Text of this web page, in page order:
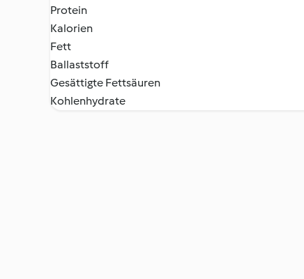
Protein
Kalorien
Fett
Ballaststoff
Gesättigte Fettsäuren
Kohlenhydrate